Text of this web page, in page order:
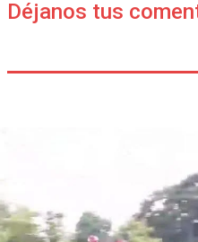
Déjanos tus